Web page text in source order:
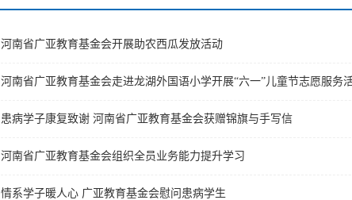
河南省广亚教育基金会开展助农西瓜发放活动
河南省广亚教育基金会走进龙湖外国语小学开展“六一”儿童节志愿服务
患病学子康复致谢 河南省广亚教育基金会获赠锦旗与手写信
河南省广亚教育基金会组织全员业务能力提升学习
情系学子暖人心 广亚教育基金会慰问患病学生